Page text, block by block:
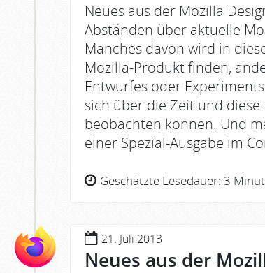
Neues aus der Mozilla
Abständen über aktuelle
Manches davon wird in
Mozilla-Produkt finden,
Entwurfes oder
sich über die Zeit und
beobachten können. Und
einer Spezial-Ausgabe im
Geschätzte Lesedauer: 3
21. Juli 2013
Neues aus der